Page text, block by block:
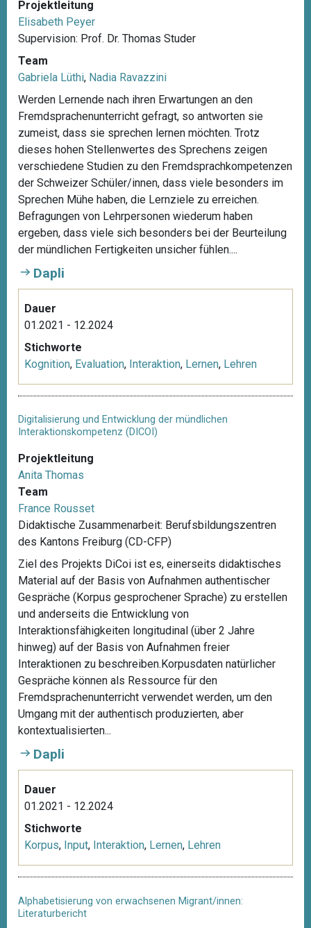
Projektleitung
Elisabeth Peyer
Supervision: Prof. Dr. Thomas Studer
Team
Gabriela Lüthi, Nadia Ravazzini
Werden Lernende nach ihren Erwartungen an den
Fremdsprachenunterricht gefragt, so antworten sie
zumeist, dass sie sprechen lernen möchten. Trotz
dieses hohen Stellenwertes des Sprechens zeigen
verschiedene Studien zu den Fremdsprachkompetenzen
der Schweizer Schüler/innen, dass viele besonders im
Sprechen Mühe haben, die Lernziele zu erreichen.
Befragungen von Lehrpersonen wiederum haben
ergeben, dass viele sich besonders bei der Beurteilung
der mündlichen Fertigkeiten unsicher fühlen....
Dapli
Dauer
01.2021 - 12.2024
Stichworte
Kognition, Evaluation, Interaktion, Lernen, Lehren
Digitalisierung und Entwicklung der mündlichen
Interaktionskompetenz (DICOI)
Projektleitung
Anita Thomas
Team
France Rousset
Didaktische Zusammenarbeit: Berufsbildungszentren
des Kantons Freiburg (CD-CFP)
Ziel des Projekts DiCoi ist es, einerseits didaktisches
Material auf der Basis von Aufnahmen authentischer
Gespräche (Korpus gesprochener Sprache) zu erstellen
und anderseits die Entwicklung von
Interaktionsfähigkeiten longitudinal (über 2 Jahre
hinweg) auf der Basis von Aufnahmen freier
Interaktionen zu beschreiben.Korpusdaten natürlicher
Gespräche können als Ressource für den
Fremdsprachenunterricht verwendet werden, um den
Umgang mit der authentisch produzierten, aber
kontextualisierten...
Dapli
Dauer
01.2021 - 12.2024
Stichworte
Korpus, Input, Interaktion, Lernen, Lehren
Alphabetisierung von erwachsenen Migrant/innen:
Literaturbericht